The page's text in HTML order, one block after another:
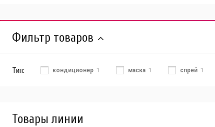
Фильтр товаров
Тип: кондиционер 1 маска 1 спрей 1
Товары линии